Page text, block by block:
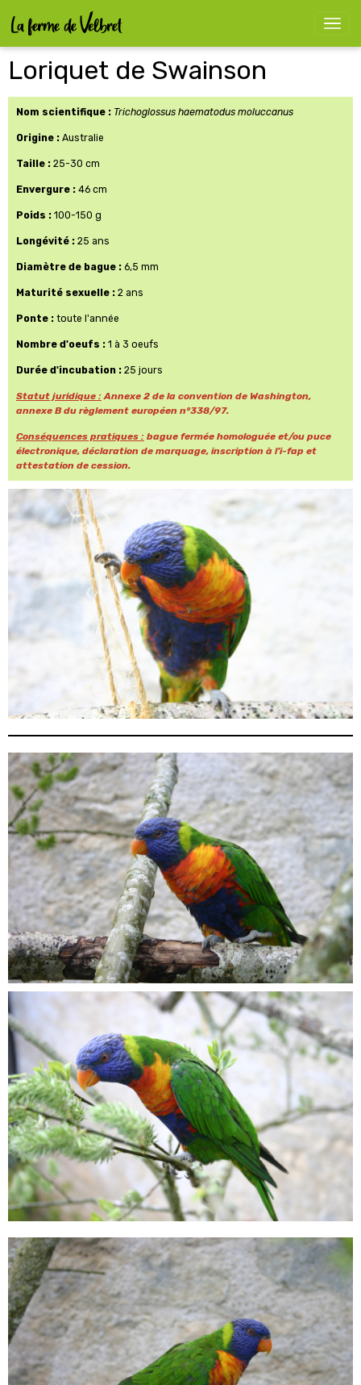
Loriquet de Swainson
Nom scientifique : Trichoglossus haematodus moluccanus
Origine : Australie
Taille : 25-30 cm
Envergure : 46 cm
Poids : 100-150 g
Longévité : 25 ans
Diamètre de bague : 6,5 mm
Maturité sexuelle : 2 ans
Ponte : toute l'année
Nombre d'oeufs : 1 à 3 oeufs
Durée d'incubation : 25 jours
Statut juridique :Annexe 2 de la convention de Washington,
annexe B du règlement européen n°338/97.
Conséquences pratiques : bague fermée homologuée et/ou puce
électronique, déclaration de marquage, inscription à l’i-fap et
attestation de cession.